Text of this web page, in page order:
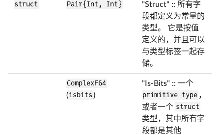
struct Pair{Int, Int}
"Struct" :: 所有字
段都定义为常量的
类型。 它是按值
定义的，并且可以
与类型标签一起存
储。
ComplexF64
(isbits)
"Is-Bits" :: 一个
primitive type ，
或者一个 struct
类型，其中所有字
段都是其他